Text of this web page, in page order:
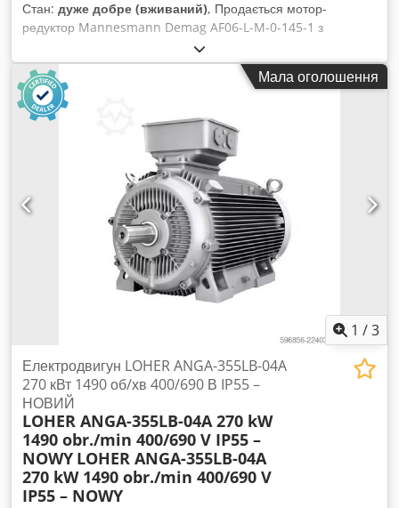
Стан: дуже добре (вживаний), Продається мотор-
редуктор Mannesmann Demag AF06-L-M-0-145-1 з
трифазним двигуном Demag ZBA90 A4 B020. Пристрій
повністю справний, протестований і готовий до роботи.
Зовнішній стан хороший, є звичайні ознаки використання.
Примітки: одне монтажне вухо було обрізано – це не
впливає на роботу чи правильне встановлення мотор-
редуктора, на пластиковому кожусі двигуна є невелика
тріщина, яка не впливає на роботу пристрою. Технічні
характеристики: Виробник: Mannesmann Demag AG
Модель редуктора: AF06-L-M-0-145-1 Модель двигуна:
Demag ZBA90 A4 B020 Потужність: 1,1 кВт Живлення:
3×400 В змінного струму, 50 Гц Напруга гальма: 180 В
постійного струму Crodszpbufopfx Amvof Номінальний
струм: 2,80 А Швидкість обертання двигуна: 1400 об/хв
Вихідна швидкість: приблизно 23 об/хв Передавальне
число: i = 60,1 Гальмівний момент: 20 Нм Cos φ: 0,75
Мала оголошення
1 /3
Електродвигун LOHER ANGA-355LB-04A
270 кВт 1490 об/хв 400/690 В IP55 –
НОВИЙ
LOHER ANGA-355LB-04A 270 kW
1490 obr./min 400/690 V IP55 –
NOWY LOHER ANGA-355LB-04A
270 kW 1490 obr./min 400/690 V
IP55 – NOWY